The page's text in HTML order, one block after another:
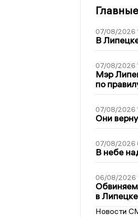
07/08/2026
В
07/08/2026
Мэр
по
07/08/2026
Они
07/08/2026
В небе
06/08/2026
в
Новости